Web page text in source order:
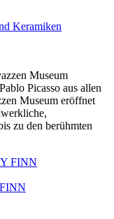
Keramiken
Museum
Picasso aus allen
Museum eröffnet
zu den berühmten